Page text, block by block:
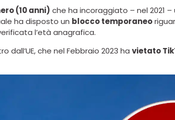
(10 anni) che ha incoraggiato – nel 2021
ha disposto un blocco temporaneo
l’età anagrafica.
che nel Febbraio 2023 ha vietato